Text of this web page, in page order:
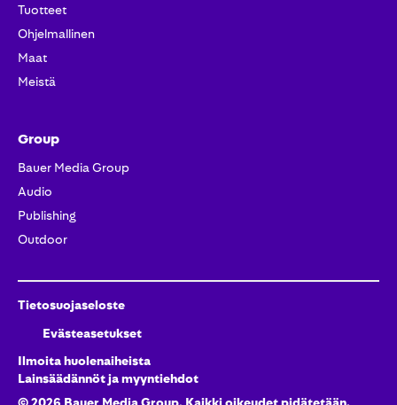
Tuotteet​
Ohjelmallinen
Maat
Meistä
Group
Bauer Media Group
Audio
Publishing
Outdoor
Tietosuojaseloste
Evästeasetukset
Ilmoita huolenaiheista
Lainsäädännöt ja myyntiehdot